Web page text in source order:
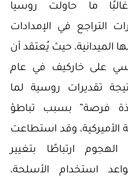
ما حاولت روسيا
التراجع في الإمدادات
الميدانية، حيث يُعتقد أن
على خاركيف في عام
نتيجة تقديرات روسية لما
فرصة” بسبب تباطؤ
الأميركية، وقد استطاعت
الهجوم ارتباطًا بتغيير
استخدام الأسلحة،